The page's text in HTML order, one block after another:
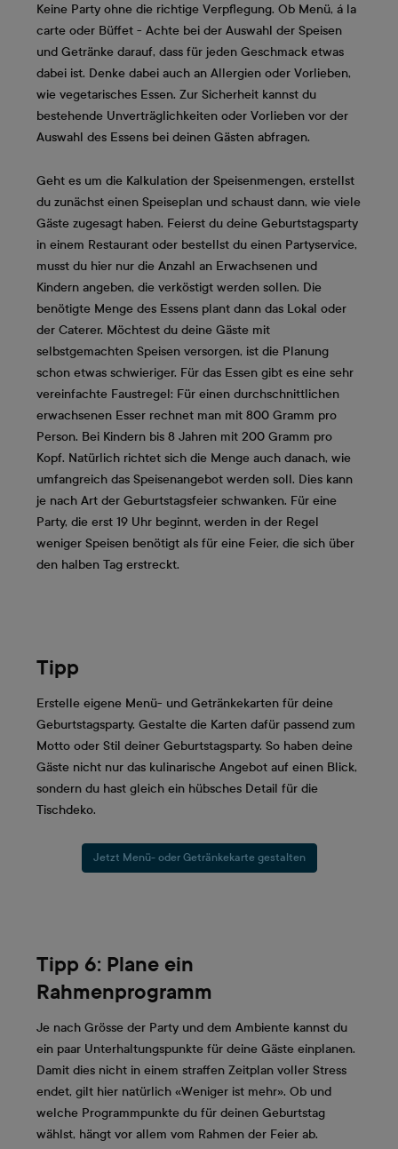
Keine Party ohne die richtige Verpflegung. Ob Menü, á la
carte oder Büffet - Achte bei der Auswahl der Speisen
und Getränke darauf, dass für jeden Geschmack etwas
dabei ist. Denke dabei auch an Allergien oder Vorlieben,
wie vegetarisches Essen. Zur Sicherheit kannst du
bestehende Unverträglichkeiten oder Vorlieben vor der
Auswahl des Essens bei deinen Gästen abfragen.
Geht es um die Kalkulation der Speisenmengen, erstellst
du zunächst einen Speiseplan und schaust dann, wie viele
Gäste zugesagt haben. Feierst du deine Geburtstagsparty
in einem Restaurant oder bestellst du einen Partyservice,
musst du hier nur die Anzahl an Erwachsenen und
Kindern angeben, die verköstigt werden sollen. Die
benötigte Menge des Essens plant dann das Lokal oder
der Caterer. Möchtest du deine Gäste mit
selbstgemachten Speisen versorgen, ist die Planung
schon etwas schwieriger. Für das Essen gibt es eine sehr
vereinfachte Faustregel: Für einen durchschnittlichen
erwachsenen Esser rechnet man mit 800 Gramm pro
Person. Bei Kindern bis 8 Jahren mit 200 Gramm pro
Kopf. Natürlich richtet sich die Menge auch danach, wie
umfangreich das Speisenangebot werden soll. Dies kann
je nach Art der Geburtstagsfeier schwanken. Für eine
Party, die erst 19 Uhr beginnt, werden in der Regel
weniger Speisen benötigt als für eine Feier, die sich über
den halben Tag erstreckt.
Tipp
Erstelle eigene Menü- und Getränkekarten für deine
Geburtstagsparty. Gestalte die Karten dafür passend zum
Motto oder Stil deiner Geburtstagsparty. So haben deine
Gäste nicht nur das kulinarische Angebot auf einen Blick,
sondern du hast gleich ein hübsches Detail für die
Tischdeko.
Jetzt Menü- oder Getränkekarte gestalten
Tipp 6: Plane ein
Rahmenprogramm
Je nach Grösse der Party und dem Ambiente kannst du
ein paar Unterhaltungspunkte für deine Gäste einplanen.
Damit dies nicht in einem straffen Zeitplan voller Stress
endet, gilt hier natürlich «Weniger ist mehr». Ob und
welche Programmpunkte du für deinen Geburtstag
wählst, hängt vor allem vom Rahmen der Feier ab.